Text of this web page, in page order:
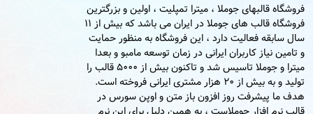
فروشگاه قالبهای جوملا ، میترا تمپلیت ، اولین و بزرگترین
فروشگاه قالب های جوملا در ایران می باشد که بیش از 11
سال سابقه فعالیت دارد ، این فروشگاه به منظور حمایت
و تامین نیاز کاربران ایرانی در زمان توسعه مامبو و بعدا
میترا و جوملا تاسیس شد و تاکنون بیش از 5000 قالب را
تولید و به بیش از 20 هزار مشتری ایرانی فروخته است.
هدف ما پیشرفت روز افزون باز متن و اوپن سورس در